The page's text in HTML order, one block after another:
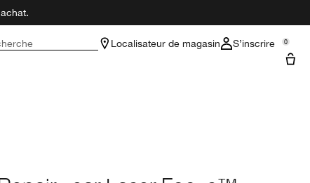
Localisateur de magasin S’inscrire 0